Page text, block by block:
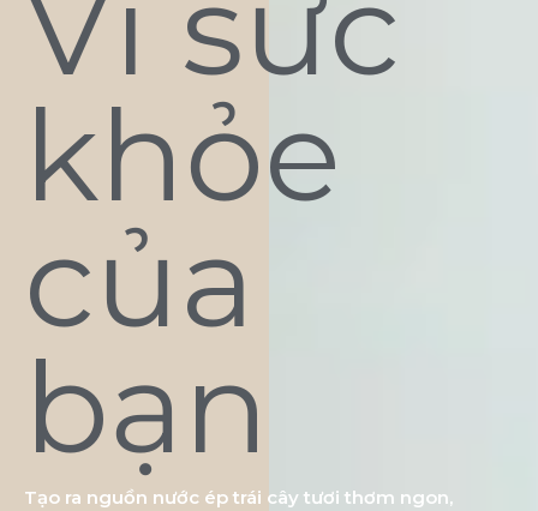
khỏe
của
bạn
Tạo ra nguồn nước ép trái cây tươi thơm ngon,